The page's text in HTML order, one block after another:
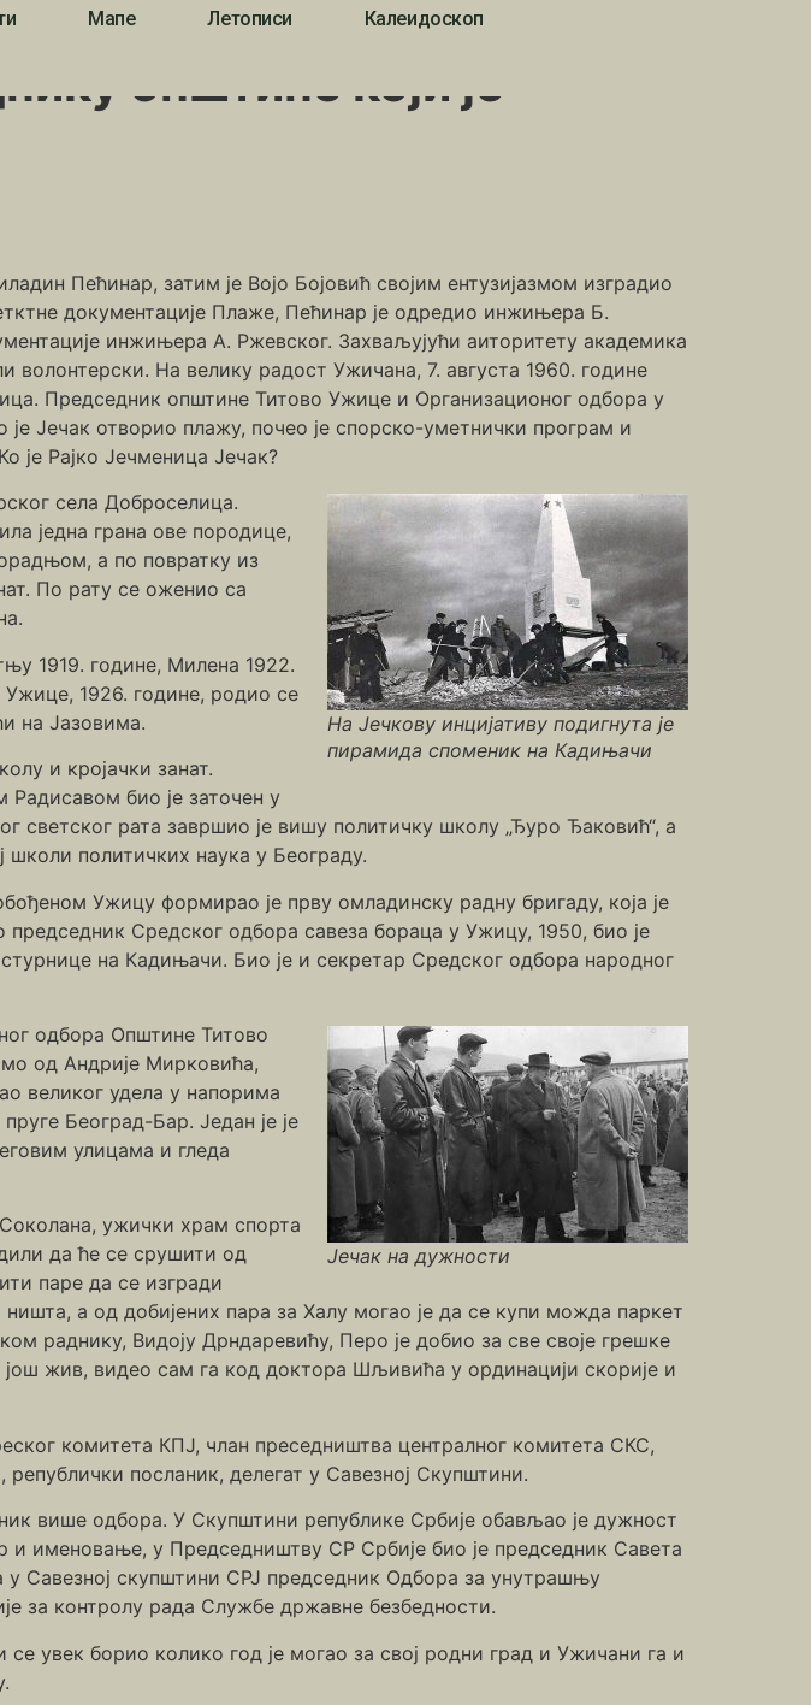
Мапе Летописи
Калеидоскоп
ужичку Плажу
општине који је
Пећинар, затим је Војо Бојовић својим ентузијазмом изградио
документације Плаже, Пећинар је одредио инжињера Б.
инжињера А. Ржевског. Захваљујући аиторитету академика
волонтерски. На велику радост Ужичана, 7. августа 1960. године
Председник општине Титово Ужице и Организационог одбора у
Јечак отворио плажу, почео је спорско-уметнички програм и
је Рајко Јечменица Јечак?
На Јечкову инцијативу подигнута је
пирамида споменик на Кадињачи
села Доброселица.
једна грана ове породице,
а по повратку из
По рату се оженио са
1919. године, Милена 1922.
1926. године, родио се
на Јазовима.
и кројачки занат.
био је заточен у
светског рата завршио је вишу политичку школу „Ђуро Ђаковић“, а
школи политичких наука у Београду.
Ужицу формирао је прву омладинску радну бригаду, која је
председник Средског одбора савеза бораца у Ужицу, 1950, био је
на Кадињачи. Био је и секретар Средског одбора народног
Јечак на дужности
одбора Општине Титово
од Андрије Мирковића,
великог удела у напорима
Београд-Бар. Један је је
улицама и гледа
ужички храм спорта
да ће се срушити од
паре да се изгради
а од добијених пара за Халу могао је да се купи можда паркет
раднику, Видоју Дрндаревићу, Перо је добио за све своје грешке
жив, видео сам га код доктора Шљивића у ординацији скорије и
комитета КПЈ, члан преседништва централног комитета СКС,
посланик, делегат у Савезној Скупштини.
више одбора. У Скупштини републике Србије обављао је дужност
и именовање, у Председништву СР Србије био је председник Савета
у Савезној скупштини СРЈ председник Одбора за унутрашњу
за контролу рада Службе државне безбедности.
се увек борио колико год је могао за свој родни град и Ужичани га и